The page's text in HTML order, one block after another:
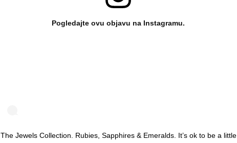
Pogledajte ovu objavu na Instagramu.
The Jewels Collection. Rubies, Sapphires & Emeralds. It’s ok to be a little